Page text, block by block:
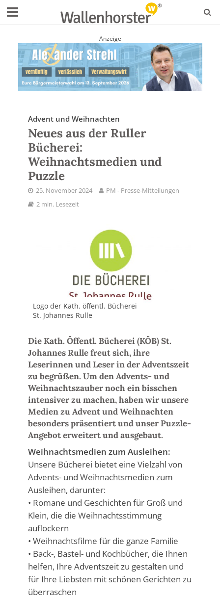
Anzeige
Advent und Weihnachten
Neues aus der Ruller
Bücherei:
Weihnachtsmedien und
Puzzle
25. November 2024
PM - Presse-Mitteilungen
2 min. Lesezeit
Logo der Kath. öffentl. Bücherei
St. Johannes Rulle
Die Kath. Öffentl. Bücherei (KÖB) St.
Johannes Rulle freut sich, ihre
Leserinnen und Leser in der Adventszeit
zu begrüßen. Um den Advents- und
Weihnachtszauber noch ein bisschen
intensiver zu machen, haben wir unsere
Medien zu Advent und Weihnachten
besonders präsentiert und unser Puzzle-
Angebot erweitert und ausgebaut.
Weihnachtsmedien zum Ausleihen:
Unsere Bücherei bietet eine Vielzahl von
Advents- und Weihnachtsmedien zum
Ausleihen, darunter:
• Romane und Geschichten für Groß und
Klein, die die Weihnachtsstimmung
auflockern
• Weihnachtsfilme für die ganze Familie
• Back-, Bastel- und Kochbücher, die Ihnen
helfen, Ihre Adventszeit zu gestalten und
für Ihre Liebsten mit schönen Gerichten zu
überraschen